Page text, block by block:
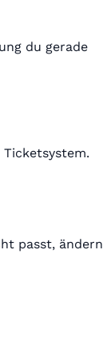
du gerade
passt, ändern